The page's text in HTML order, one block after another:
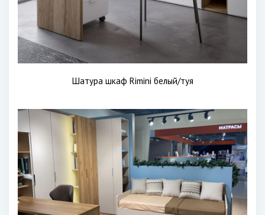
Шатура шкаф Rimini белый/туя